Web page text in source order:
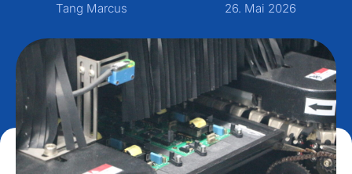
Tang Marcus
26. Mai 2026